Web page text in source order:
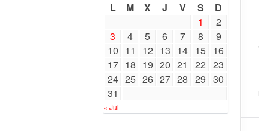
L
M X J V S
D
1
2
3
4 5 6 7 8
9
10 11 12 13 14 15 16
17 18 19 20 21 22 23
24 25 26 27 28 29 30
31
« Jul